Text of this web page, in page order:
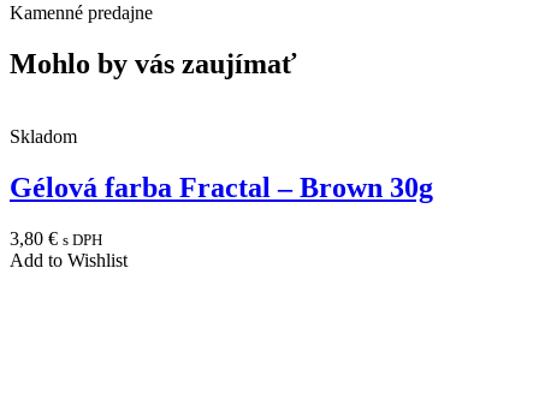
Kamenné predajne
Mohlo by vás zaujímať
Skladom
Gélová farba Fractal – Brown 30g
3,80 € s DPH
Add to Wishlist